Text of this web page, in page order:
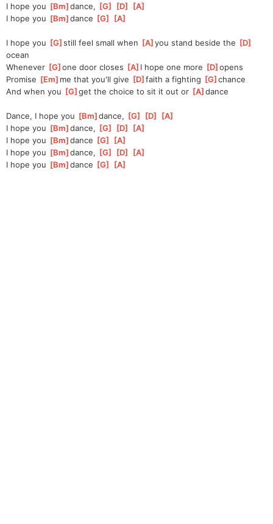
I hope you [Bm ]
dance, [G [D [A
I hope you [Bm ]
dance [G [A
I hope you [G ]
still feel small when [A ]
you stand beside the [D
ocean
Whenever [G ]
one door closes [A ]I hope one more [D ]
opens
Promise [Em ]me that you'll give [D ]
faith a fighting [G ]
chance
And when you [G ]
get the choice to sit it out or [A ]
dance
Dance, I hope you [Bm ]
dance, [G [D [A
I hope you [Bm ]
dance, [G [D [A
I hope you [Bm ]
dance [G [A
I hope you [Bm ]
dance, [G [D [A
I hope you [Bm ]
dance [G [A